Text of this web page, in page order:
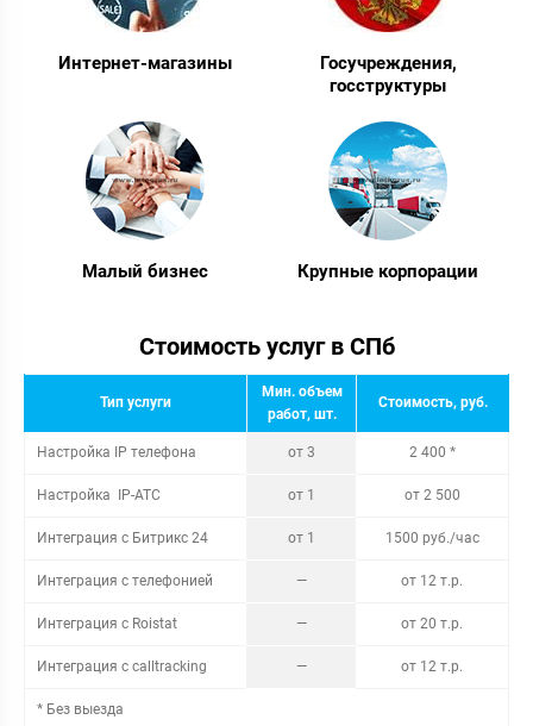
Интернет-магазины
Госучреждения,
госструктуры
Малый бизнес Крупные корпорации
Стоимость услуг в СПб
Тип услуги
Мин. объем
работ, шт.
Стоимость, руб.
Настройка IP телефона от 3 2 400 *
Настройка IP-АТС от 1 от 2 500
Интеграция с Битрикс 24 от 1 1500 руб./час
Интеграция с телефонией — от 12 т.р.
Интеграция с Roistat — от 20 т.р.
Интеграция с calltracking — от 12 т.р.
* Без выезда